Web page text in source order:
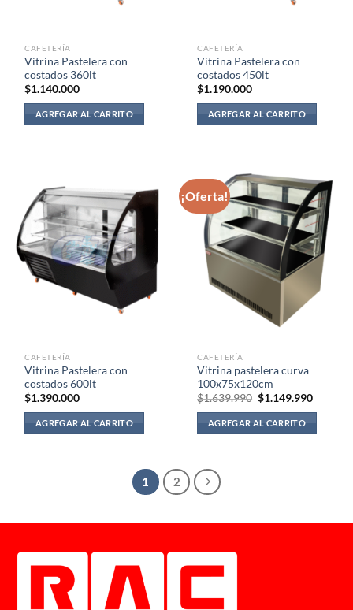
CAFETERÍA
Vitrina Pastelera con
costados 360lt
$1.140.000
AGREGAR AL CARRITO
CAFETERÍA
Vitrina Pastelera con
costados 450lt
$1.190.000
AGREGAR AL CARRITO
CAFETERÍA
Vitrina Pastelera con
costados 600lt
$1.390.000
AGREGAR AL CARRITO
¡Oferta!
CAFETERÍA
Vitrina pastelera curva
100x75x120cm
$1.639.990 El
original
era:
$1.639.990.
$1.149.990El
AGREGAR AL CARRITO
1 2